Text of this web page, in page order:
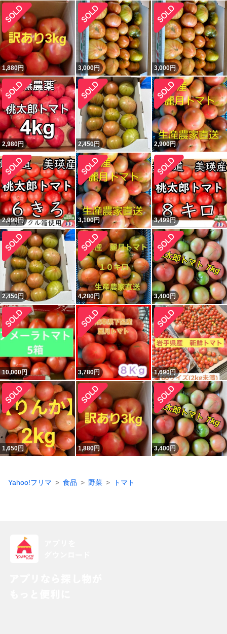
1,880円 3,000円 3,000円
2,980円 2,450円 2,900円
2,999円 3,100円 3,499円
2,450円 4,280円 3,400円
10,000円 3,780円 1,690円
1,650円 1,880円 3,400円
Yahoo!フリマ 食品 野菜 トマト